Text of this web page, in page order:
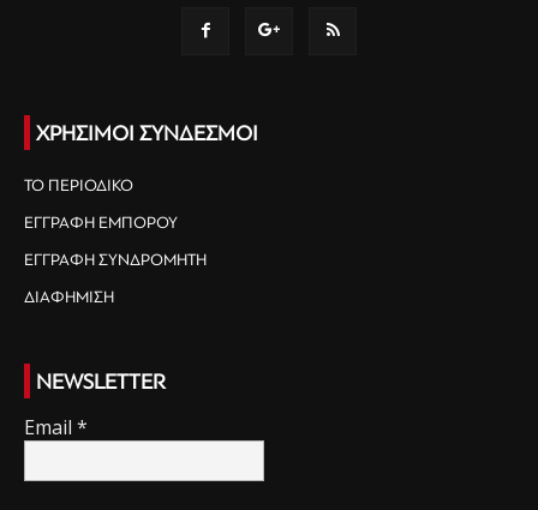
ΧΡΗΣΙΜΟΙ ΣΥΝΔΕΣΜΟΙ
ΤΟ ΠΕΡΙΟΔΙΚΟ
ΕΓΓΡΑΦΗ ΕΜΠΟΡΟΥ
ΕΓΓΡΑΦΗ ΣΥΝΔΡΟΜΗΤΗ
ΔΙΑΦΗΜΙΣΗ
NEWSLETTER
Email *